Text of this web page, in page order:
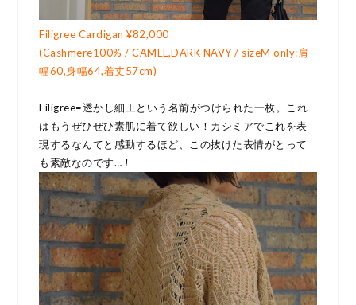
Filigree Cardigan ¥82,000
(Cashmere100% / CAMEL,DARK NAVY / sizeM only:肩
幅60,身幅64,着丈57cm)
Filigree=透かし細工という名前がつけられた一枚。これ
はもうぜひぜひ素肌に着て欲しい！カシミアでこれを表
現するなんてと感動するほど、この抜けた表情がとって
も素敵なのです…！